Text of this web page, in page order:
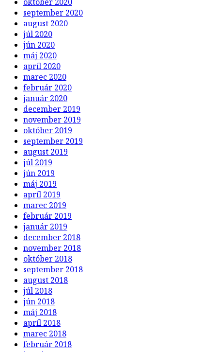
október 2020
september 2020
august 2020
júl 2020
jún 2020
máj 2020
apríl 2020
marec 2020
február 2020
január 2020
december 2019
november 2019
október 2019
september 2019
august 2019
júl 2019
jún 2019
máj 2019
apríl 2019
marec 2019
február 2019
január 2019
december 2018
november 2018
október 2018
september 2018
august 2018
júl 2018
jún 2018
máj 2018
apríl 2018
marec 2018
február 2018